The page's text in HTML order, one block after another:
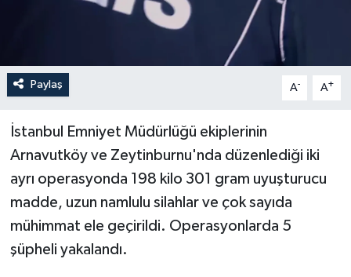
Paylaş A- A+
İstanbul Emniyet Müdürlüğü ekiplerinin
Arnavutköy ve Zeytinburnu'nda düzenlediği iki
ayrı operasyonda 198 kilo 301 gram uyuşturucu
madde, uzun namlulu silahlar ve çok sayıda
mühimmat ele geçirildi. Operasyonlarda 5
şüpheli yakalandı.